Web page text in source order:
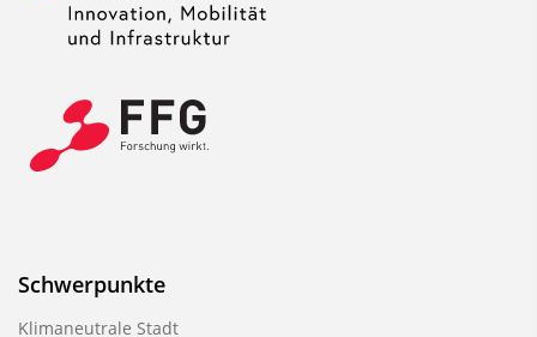
Schwerpunkte
Klimaneutrale Stadt